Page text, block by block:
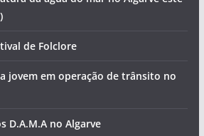
de Folclore
jovem em operação de trânsito no
D.A.M.A no Algarve